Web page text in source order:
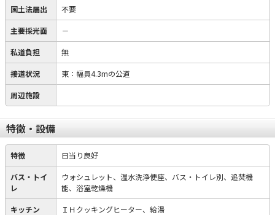
国土法届出 不要
主要採光面 －
私道負担 無
接道状況 東：幅員4.3mの公道
周辺施設
特徴・設備
特徴 日当り良好
バス・トイ
レ
ウォシュレット、温水洗浄便座、バス・トイレ別、追焚機
能、浴室乾燥機
キッチン ＩＨクッキングヒーター、給湯